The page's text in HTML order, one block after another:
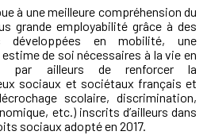
à une meilleure compréhension du
grande employabilité grâce à des
développées en mobilité, une
de soi nécessaires à la vie en
par ailleurs de renforcer la
sociaux et sociétaux français et
scolaire, discrimination,
etc.) inscrits d’ailleurs dans
sociaux adopté en 2017.